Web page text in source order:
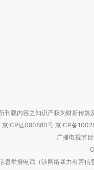
刊载内容之知识产权为财新传媒
京ICP证090880号 京ICP备
广播电视节
息举报电话（涉网络暴力有害